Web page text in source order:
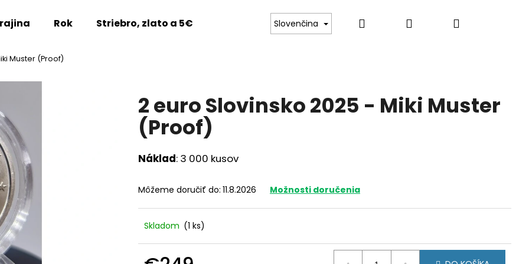
Rok Striebro, zlato a 5€ Vzácne mince Darčekové poukazy Kontakt
Slovenčina Hľadať PrihlásenieNákupný
Muster (Proof)
2 euro Slovinsko 2025 - Miki Muster
(Proof)
Náklad: 3 000 kusov
Môžeme doručiť do: 11.8.2026 Možnosti doručenia
Skladom (1 ks)
Čo potrebujete nájsť?
HĽADAŤ
EURO FRANCÚZSKO 2026 -